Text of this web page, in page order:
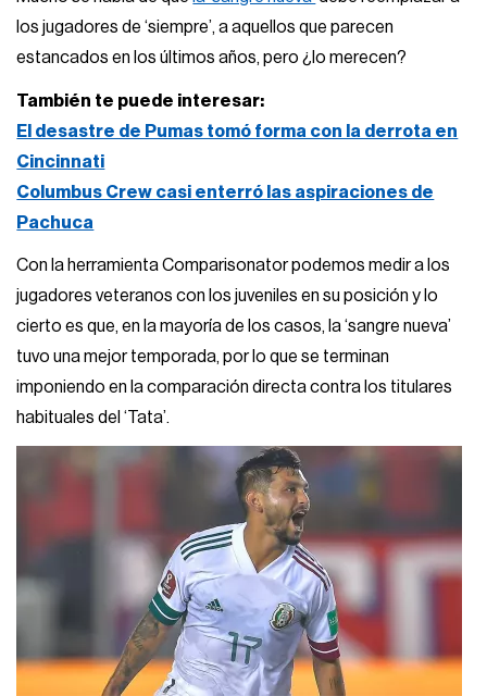
los jugadores de ‘siempre’, a aquellos que parecen
estancados en los últimos años, pero ¿lo merecen?
También te puede interesar:
El desastre de Pumas tomó forma con la derrota en
Cincinnati
Columbus Crew casi enterró las aspiraciones de
Pachuca
Con la herramienta Comparisonator podemos medir a los
jugadores veteranos con los juveniles en su posición y lo
cierto es que, en la mayoría de los casos, la ‘sangre nueva’
tuvo una mejor temporada, por lo que se terminan
imponiendo en la comparación directa contra los titulares
habituales del ‘Tata’.